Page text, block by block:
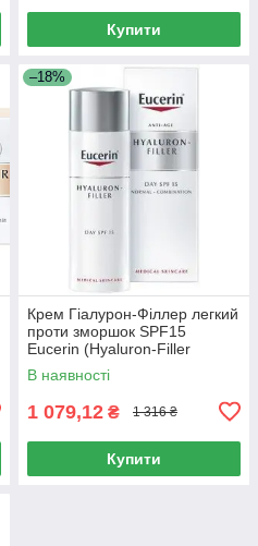
Купити
–18%
Крем Гіалурон-Філлер легкий
проти зморшок SPF15
Eucerin (Hyaluron-Filler
Сream Light Anti-Wrinkle) 50
мл
В наявності
1 079,12 ₴ 1 316 ₴
Купити